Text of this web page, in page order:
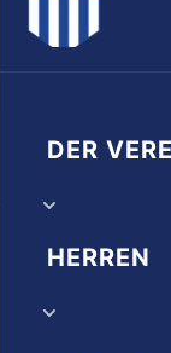
DER
Vorstand
HERREN